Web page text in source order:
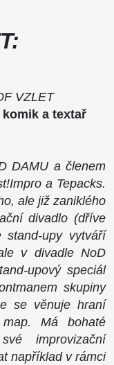
VZLET
a textař
DAMU a členem
a Tepacks.
ale již zaniklého
divadlo (dříve
upy vytváří
v divadle NoD
upový speciál
skupiny
se věnuje hraní
Má bohaté
improvizační
například v rámci